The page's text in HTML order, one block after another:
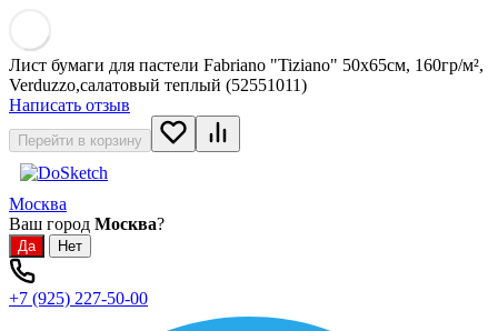
Лист бумаги для пастели Fabriano "Tiziano" 50x65см, 160гр/м²,
Verduzzo,салатовый теплый (52551011)
Написать отзыв
Перейти в корзину
Москва
Ваш город Москва?
+7 (925) 227-50-00